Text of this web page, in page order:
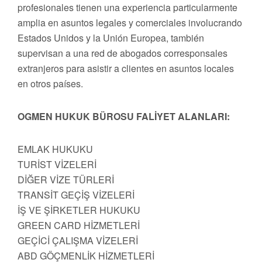
profesionales tienen una experiencia particularmente
amplia en asuntos legales y comerciales involucrando
Estados Unidos y la Unión Europea, también
supervisan a una red de abogados corresponsales
extranjeros para asistir a clientes en asuntos locales
en otros países.
OGMEN HUKUK BÜROSU FALİYET ALANLARI:
EMLAK HUKUKU
TURİST VİZELERİ
DİĞER VİZE TÜRLERİ
TRANSİT GEÇİŞ VİZELERİ
İŞ VE ŞİRKETLER HUKUKU
GREEN CARD HİZMETLERİ
GEÇİCİ ÇALIŞMA VİZELERİ
ABD GÖÇMENLİK HİZMETLERİ